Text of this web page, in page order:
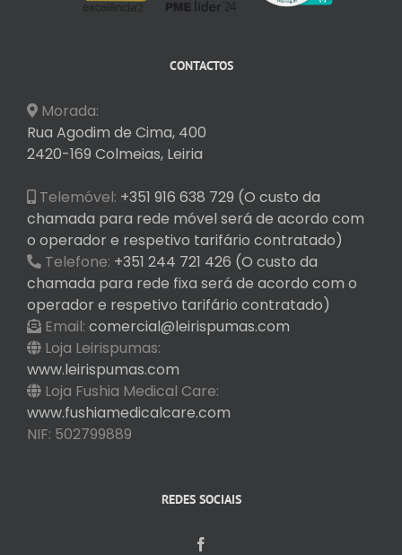
CONTACTOS
Morada:
Rua Agodim de Cima, 400
2420-169 Colmeias, Leiria
Telemóvel: +351 916 638 729 (O custo da
chamada para rede móvel será de acordo com
o operador e respetivo tarifário contratado)
Telefone: +351 244 721 426 (O custo da
chamada para rede fixa será de acordo com o
operador e respetivo tarifário contratado)
Email: comercial@leirispumas.com
Loja Leirispumas:
www.leirispumas.com
Loja Fushia Medical Care:
www.fushiamedicalcare.com
NIF: 502799889
REDES SOCIAIS